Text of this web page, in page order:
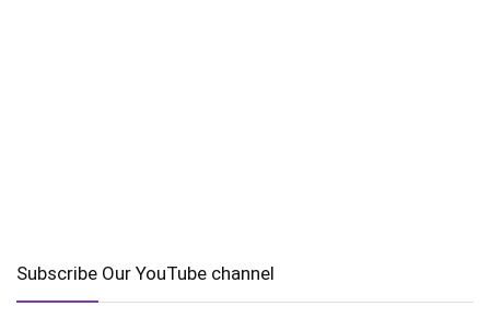
Subscribe Our YouTube channel